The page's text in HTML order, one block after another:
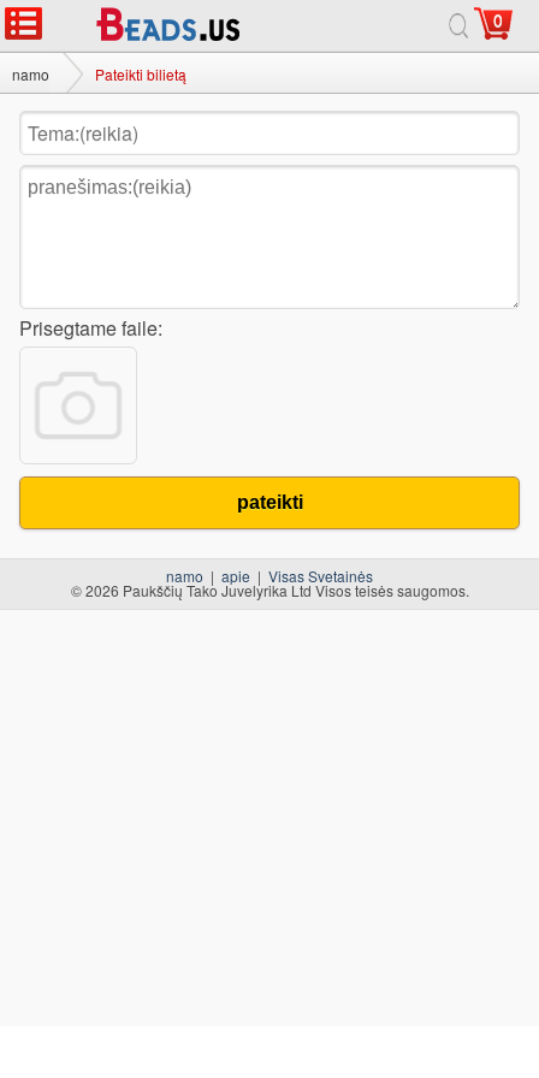
0
namo Pateikti bilietą
Prisegtame faile:
pateikti
namo | apie | Visas Svetainės
© 2026 Paukščių Tako Juvelyrika Ltd Visos teisės saugomos.